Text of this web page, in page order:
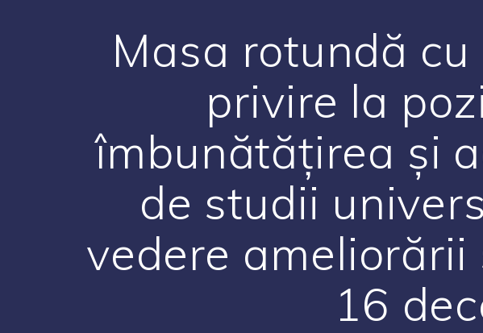
Masa rotundă
privire la
îmbunătățirea și
de studii
vedere
16